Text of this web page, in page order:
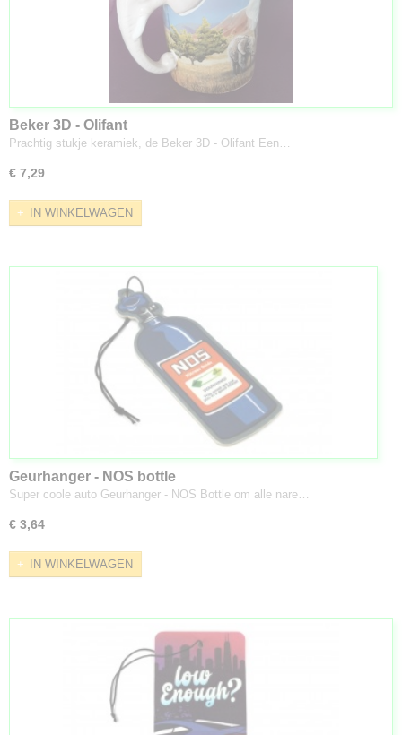
Beker 3D - Olifant
Prachtig stukje keramiek, de Beker 3D - Olifant Een…
€ 7,29
IN WINKELWAGEN
Geurhanger - NOS bottle
Super coole auto Geurhanger - NOS Bottle om alle nare…
€ 3,64
IN WINKELWAGEN